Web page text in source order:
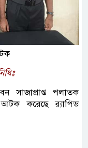
সাজাপ্রাপ্ত পলাতক
করেছে র‌্যাপিড